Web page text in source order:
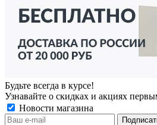
Будьте всегда в курсе!
Узнавайте о скидках и акциях
Новости магазина